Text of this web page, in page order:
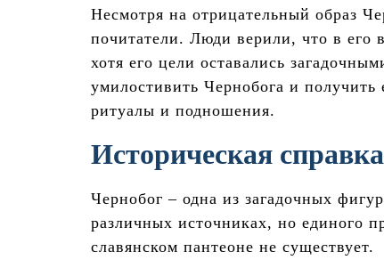
Несмотря на отрицательный образ
почитатели. Люди верили, что в его
хотя его цели оставались
умилостивить Чернобога и
ритуалы и подношения.
Историческая справка
Чернобог – одна из загадочных
различных источниках, но единого
славянском пантеоне не существует.